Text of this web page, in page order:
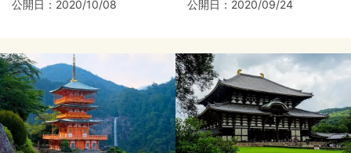
公開日： 2020/10/08
公開日： 2020/09/24